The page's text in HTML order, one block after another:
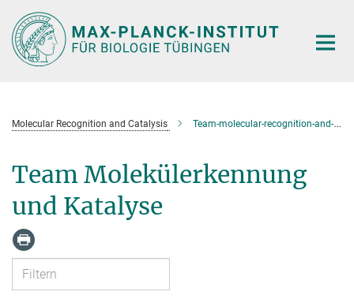
Hauptinhalt
Molecular Recognition and Catalysis Team-molecular-recognition-and-catalysis
Team Molekülerkennung
und Katalyse